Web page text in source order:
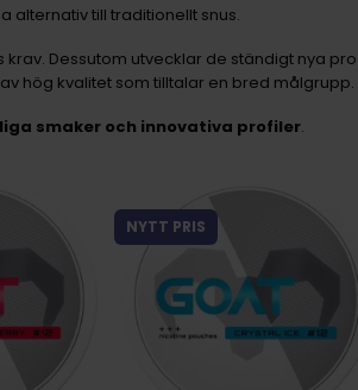
alternativ till traditionellt snus.
Dessutom utvecklar de ständigt nya
hög kvalitet som tilltalar en bred målgrupp.
smaker och innovativa profiler.
NYTT PRIS